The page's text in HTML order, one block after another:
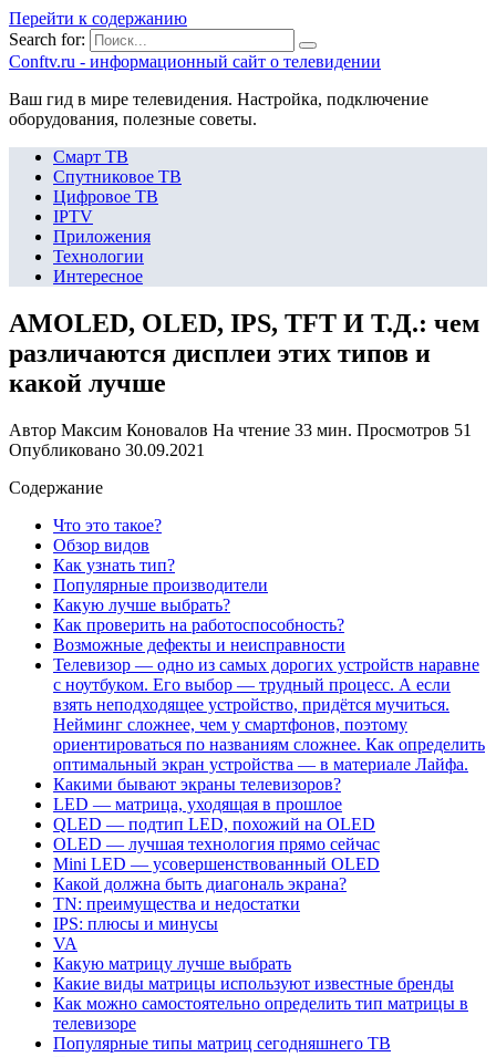
Перейти к содержанию
Search for:
Сonftv.ru - информационный сайт о телевидении
Ваш гид в мире телевидения. Настройка, подключение
оборудования, полезные советы.
Смарт ТВ
Спутниковое ТВ
Цифровое ТВ
IPTV
Приложения
Технологии
Интересное
AMOLED, OLED, IPS, TFT И Т.Д.: чем
различаются дисплеи этих типов и
какой лучше
Автор Максим Коновалов На чтение 33 мин. Просмотров 51
Опубликовано 30.09.2021
Содержание
Что это такое?
Обзор видов
Как узнать тип?
Популярные производители
Какую лучше выбрать?
Как проверить на работоспособность?
Возможные дефекты и неисправности
Телевизор — одно из самых дорогих устройств наравне
с ноутбуком. Его выбор — трудный процесс. А если
взять неподходящее устройство, придётся мучиться.
Нейминг сложнее, чем у смартфонов, поэтому
ориентироваться по названиям сложнее. Как определить
оптимальный экран устройства — в материале Лайфа.
Какими бывают экраны телевизоров?
LED — матрица, уходящая в прошлое
QLED — подтип LED, похожий на OLED
OLED — лучшая технология прямо сейчас
Mini LED — усовершенствованный OLED
Какой должна быть диагональ экрана?
TN: преимущества и недостатки
IPS: плюсы и минусы
VA
Какую матрицу лучше выбрать
Какие виды матрицы используют известные бренды
Как можно самостоятельно определить тип матрицы в
телевизоре
Популярные типы матриц сегодняшнего ТВ